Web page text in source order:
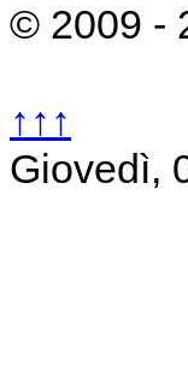
© 2009 -
↑↑↑
Giovedì,